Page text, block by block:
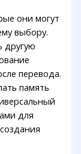
они могут
выбору.
другую
перевода.
память
для